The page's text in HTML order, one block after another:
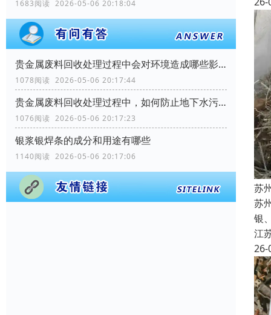
1683阅读 2026-05-06 20:18:04
贵金属废料回收处理过程中会对环境造成哪些影响？
1078阅读 2026-05-06 20:17:44
贵金属废料回收处理过程中，如何防止地下水污染？
1076阅读 2026-05-06 20:17:23
银浆银焊条的成分和用途有哪些
1140阅读 2026-05-06 20:17:06
苏
苏
银
江
26-